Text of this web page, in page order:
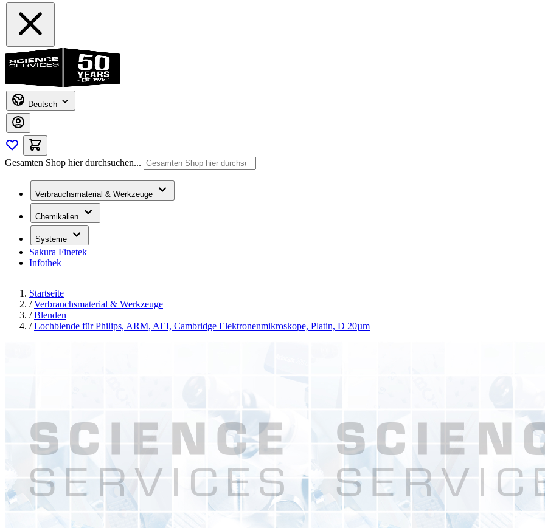
Deutsch
Gesamten Shop hier durchsuchen...
Verbrauchsmaterial & Werkzeuge
Chemikalien
Systeme
Sakura Finetek
Infothek
Startseite
/ Verbrauchsmaterial & Werkzeuge
/ Blenden
/ Lochblende für Philips, ARM, AEI, Cambridge Elektronenmikroskope, Platin, D 20µm